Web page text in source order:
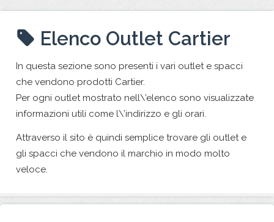
Elenco Outlet Cartier
In questa sezione sono presenti i vari outlet e spacci
che vendono prodotti Cartier.
Per ogni outlet mostrato nell\’elenco sono visualizzate
informazioni utili come l\’indirizzo e gli orari.
Attraverso il sito è quindi semplice trovare gli outlet e
gli spacci che vendono il marchio in modo molto
veloce.